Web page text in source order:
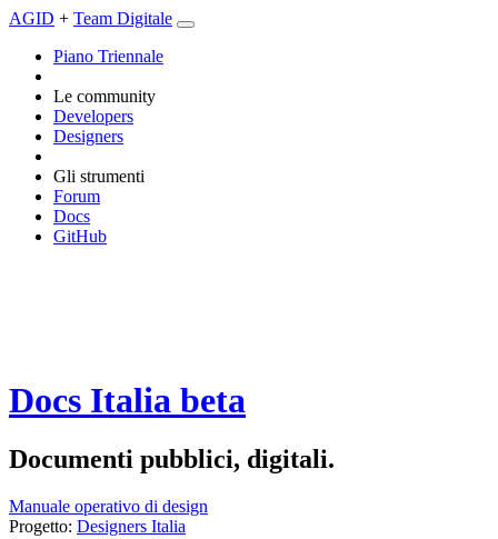
AGID + Team Digitale
Piano Triennale
Le community
Developers
Designers
Gli strumenti
Forum
Docs
GitHub
Docs Italia beta
Documenti pubblici, digitali.
Manuale operativo di design
Progetto: Designers Italia